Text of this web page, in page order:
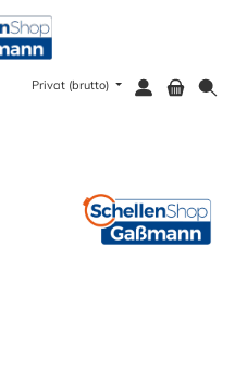
Privat (brutto)